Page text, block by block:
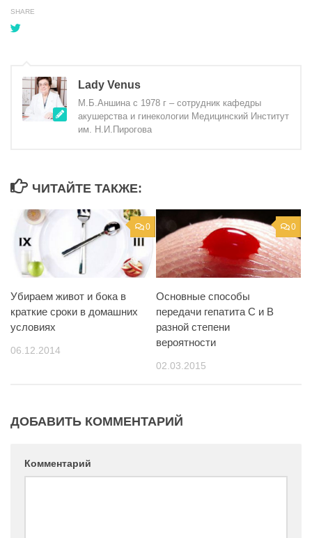
SHARE
Lady Venus
М.Б.Аншина с 1978 г – сотрудник кафедры
акушерства и гинекологии Медицинский Институт
им. Н.И.Пирогова
ЧИТАЙТЕ ТАКЖЕ:
0
Убираем живот и бока в
краткие сроки в домашних
условиях
06.12.2014
0
Основные способы
передачи гепатита С и В
разной степени
вероятности
02.03.2015
ДОБАВИТЬ КОММЕНТАРИЙ
Комментарий